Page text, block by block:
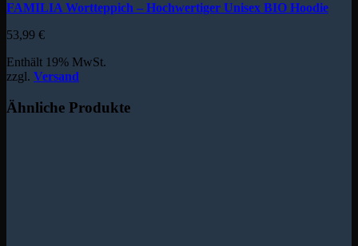
FAMILIA Wortteppich – Hochwertiger Unisex BIO Hoodie
53,99 €
Enthält 19% MwSt.
zzgl. Versand
Ähnliche Produkte